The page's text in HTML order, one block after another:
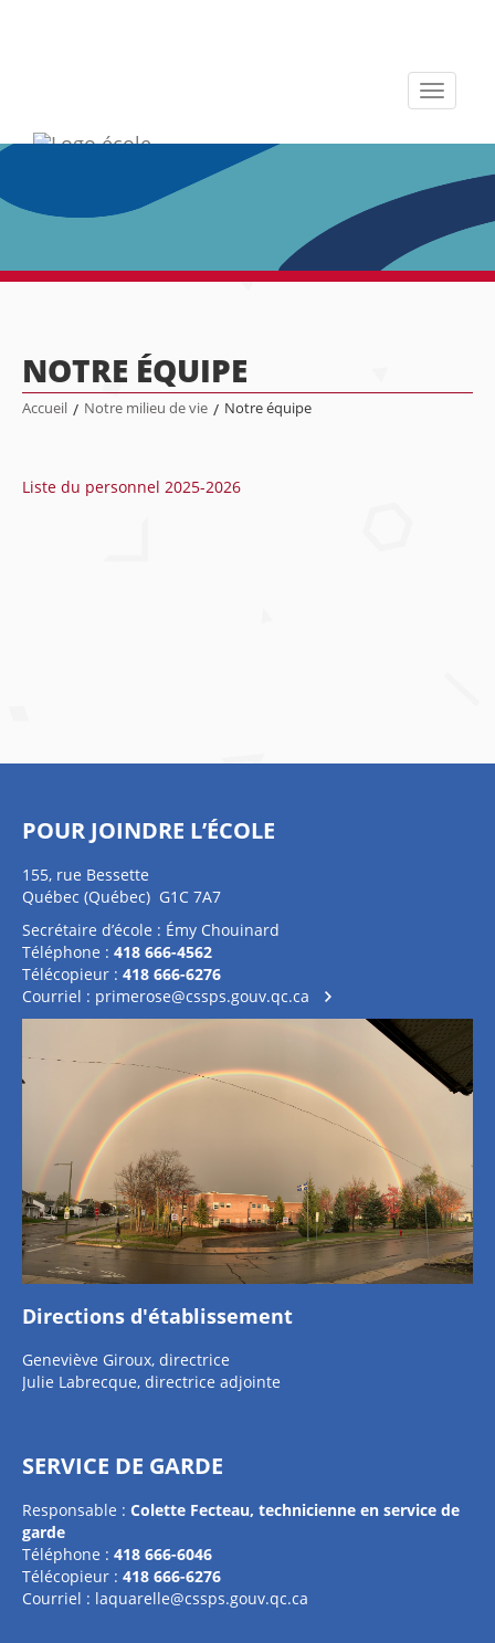
Toggle
NOTRE ÉQUIPE
Accueil / Notre milieu de vie / Notre équipe
Liste du personnel 2025-2026
POUR JOINDRE L’ÉCOLE
155, rue Bessette
Québec (Québec) G1C 7A7
Secrétaire d’école : Émy Chouinard
Téléphone : 418 666-4562
Télécopieur : 418 666-6276
Courriel : primerose@cssps.gouv.qc.ca
Directions d'établissement
Geneviève Giroux, directrice
Julie Labrecque, directrice adjointe
SERVICE DE GARDE
Responsable : Colette Fecteau, technicienne en service de
garde
Téléphone : 418 666-6046
Télécopieur : 418 666-6276
Courriel : laquarelle@cssps.gouv.qc.ca